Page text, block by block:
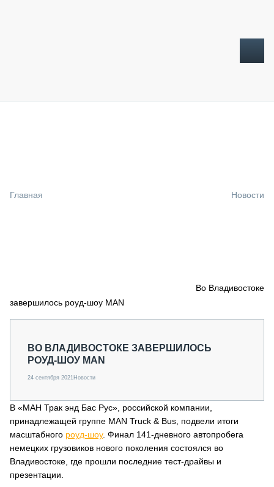
СПЕЦПРОЕКТЫ
О ПРОЕКТЕ
Главная Новости
Во Владивостоке
завершилось роуд-шоу MAN
ВО ВЛАДИВОСТОКЕ ЗАВЕРШИЛОСЬ
РОУД-ШОУ MAN
24 сентября 2021Новости
В «МАН Трак энд Бас Рус», российской компании,
принадлежащей группе MAN Truck & Bus, подвели итоги
масштабного роуд-шоу. Финал 141-дневного автопробега
немецких грузовиков нового поколения состоялся во
Владивостоке, где прошли последние тест-драйвы и
презентации.